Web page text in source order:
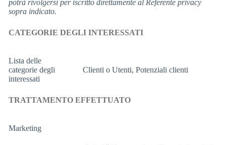
potrà rivolgersi per iscritto direttamente al Referente privacy
sopra indicato.
CATEGORIE DEGLI INTERESSATI
Lista delle
categorie degli
interessati
Clienti o Utenti, Potenziali clienti
TRATTAMENTO EFFETTUATO
Marketing